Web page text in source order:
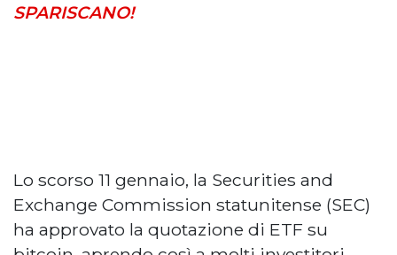
SPARISCANO!
Lo scorso 11 gennaio, la Securities and
Exchange Commission statunitense (SEC)
ha approvato la quotazione di ETF su